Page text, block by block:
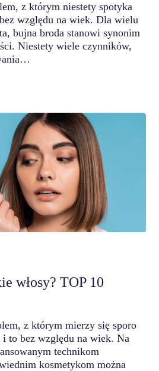
z którym niestety spotyka
względu na wiek. Dla wielu
bujna broda stanowi synonim
Niestety wiele czynników,
włosy? TOP 10
z którym mierzy się sporo
to bez względu na wiek. Na
technikom
kosmetykom można